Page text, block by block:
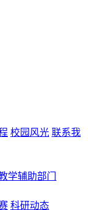
校园风光 联系我
学辅助部门
科研动态